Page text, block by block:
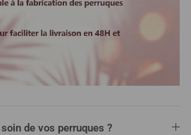
de vos perruques ?